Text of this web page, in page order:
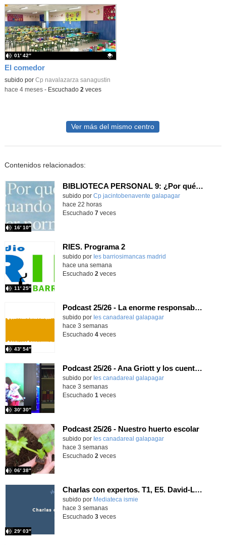
El comedor
Contenido educativo.
subido por Cp navalazarza sanagustin
01′ 42″
-hace 4 meses- Escuchado 2veces
Ver más del mismo centro
Contenidos relacionados:
BIBLIOTECA PERSONAL 9: ¿Por qué ser feliz cuando puedes ser normal?
Contenido educativo.
subido por Cp jacintobenavente galapagar
16′ 10″
-
hace 22 horas
Escuchado 7veces
RIES. Programa 2
Contenido educativo.
subido por Ies barriosimancas madrid
11′ 25″
hace una semana
Escuchado 2 veces
Podcast 25/26 - La enorme responsabilidad de ser juez
subido por Ies canadareal galapagar
43′ 54″
-
hace 3 semanas
Escuchado 4veces
Podcast 25/26 - Ana Griott y los cuentos de las voces olvidadas
subido por Ies canadareal galapagar
30′ 30″
-
hace 3 semanas
Escuchado 1 veces
Podcast 25/26 - Nuestro huerto escolar
subido por Ies canadareal galapagar
06′ 38″
-
hace 3 semanas
Escuchado 2 veces
Charlas con expertos. T1, E5. David-Li Ilundáin Reviriego
subido por Mediateca ismie
29′ 03″
hace 3 semanas
Escuchado 3veces